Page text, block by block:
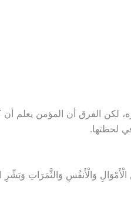
لكن الفرق أن المؤمن يعلم أن
لحظتها.
وَالْأَنفُسِ وَالثَّمَرَاتِ وَبَشِّرِ